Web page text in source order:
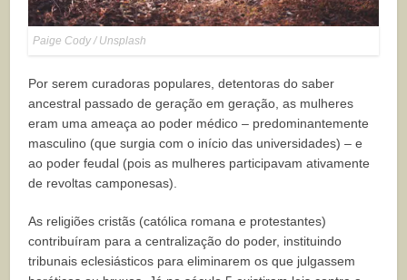
Paige Cody / Unsplash
Por serem curadoras populares, detentoras do saber
ancestral passado de geração em geração, as mulheres
eram uma ameaça ao poder médico – predominantemente
masculino (que surgia com o início das universidades) – e
ao poder feudal (pois as mulheres participavam ativamente
de revoltas camponesas).
As religiões cristãs (católica romana e protestantes)
contribuíram para a centralização do poder, instituindo
tribunais eclesiásticos para eliminarem os que julgassem